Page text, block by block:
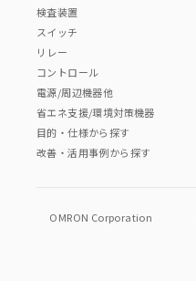
検査装置
スイッチ
リレー
コントロール
電源/周辺機器他
省エネ支援/環境対策機器
目的・仕様から探す
改善・活用事例から探す
OMRON Corporation